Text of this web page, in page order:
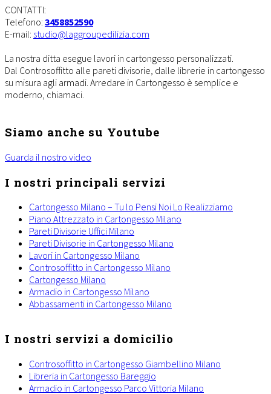
CONTATTI:
Telefono: 3458852590
E-mail: studio@laggroupedilizia.com
La nostra ditta esegue lavori in cartongesso personalizzati.
Dal Controsoffitto alle pareti divisorie, dalle librerie in cartongesso
su misura agli armadi. Arredare in Cartongesso è semplice e
moderno, chiamaci.
Siamo anche su Youtube
Guarda il nostro video
I nostri principali servizi
Cartongesso Milano – Tu lo Pensi Noi Lo Realizziamo
Piano Attrezzato in Cartongesso Milano
Pareti Divisorie Uffici Milano
Pareti Divisorie in Cartongesso Milano
Lavori in Cartongesso Milano
Controsoffitto in Cartongesso Milano
Cartongesso Milano
Armadio in Cartongesso Milano
Abbassamenti in Cartongesso Milano
I nostri servizi a domicilio
Controsoffitto in Cartongesso Giambellino Milano
Libreria in Cartongesso Bareggio
Armadio in Cartongesso Parco Vittoria Milano